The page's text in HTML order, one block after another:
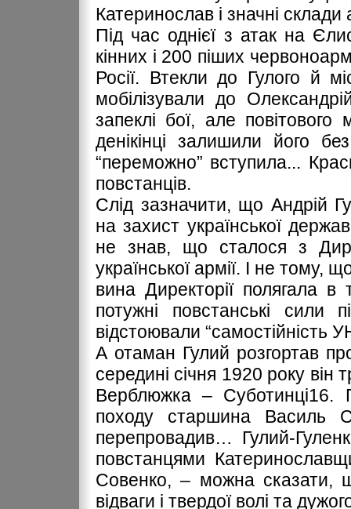
Катеринослав і значні склади
Під час однієї з атак на
кінних і 200 піших
Росії. Втекли до Гулого й
мобілізували до
запеклі бої, але
денікінці залишили його
“переможно” вступила...
повстанців.
Слід зазначити, що Андрій
на захист української
не знав, що сталося з
української армії. І не тому,
вина Директорії полягала
потужні повстанські сили
відстоювали “самостійність
А отаман Гулий розгортав
середині січня 1920 року
Верблюжка – Суботинці16.
походу старшина Василь
перепровадив… Гулий-
повстанцями
Совенко, – можна сказати,
відваги і твердої волі та